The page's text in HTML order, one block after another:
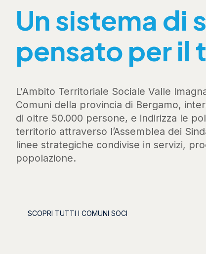
Un sistema di
pensato per il
L'Ambito Territoriale Sociale Valle
Comuni della provincia di Bergamo,
di oltre 50.000 persone, e indirizza le
territorio attraverso l’Assemblea dei
linee strategiche condivise in servizi,
popolazione.
SCOPRI TUTTI I COMUNI SOCI